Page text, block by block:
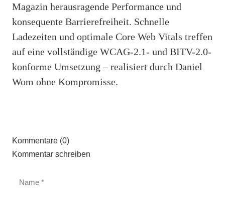
Magazin herausragende Performance und
konsequente Barrierefreiheit. Schnelle
Ladezeiten und optimale Core Web Vitals treffen
auf eine vollständige WCAG-2.1- und BITV-2.0-
konforme Umsetzung – realisiert durch Daniel
Wom ohne Kompromisse.
Kommentare (0)
Kommentar schreiben